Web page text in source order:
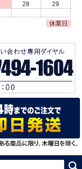
28
29
休業日